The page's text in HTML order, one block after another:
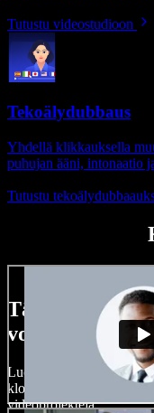
Tutustu videostudioon
Tekoälydubbaus
Yhdellä klikkauksella
puhujan ääni, intonaatio
Tutustu
Tässä vain
voit tehdä
Luo kertojaääniä, lisää
kloonaa äänesi — ja tee
videoprojekteja.